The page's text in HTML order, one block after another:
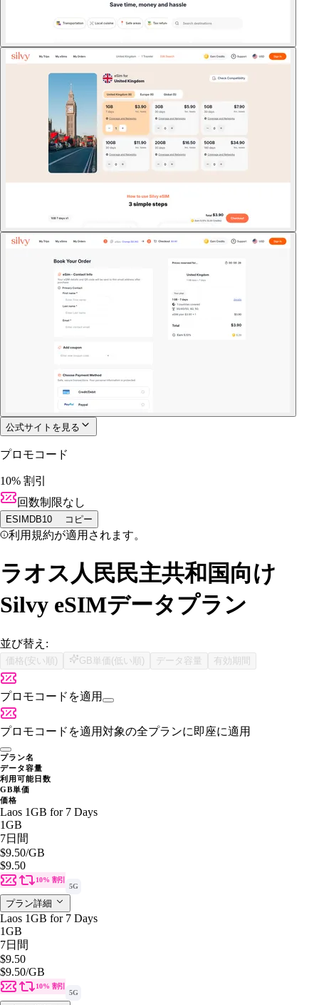
公式サイトを見る
プロモコード
10% 割引
回数制限なし
ESIMDB10 コピー
利用規約が適用されます。
ラオス人民民主共和国向け
Silvy eSIMデータプラン
並び替え:
価格(安い順) GB単価(低い順) データ容量 有効期間
プロモコードを適用
プロモコードを適用対象の全プランに即座に適用
プラン名
データ容量
利用可能日数
GB単価
価格
Laos 1GB for 7 Days
1GB
7日間
$9.50/GB
$9.50
10% 割引
5G
プラン詳細
Laos 1GB for 7 Days
1GB
7日間
$9.50
$9.50/GB
10% 割引
5G